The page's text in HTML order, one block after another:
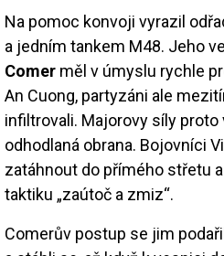
Na pomoc konvoji vyrazil
a jedním tankem M48. Jeho
Comer měl v úmyslu rychle
An Cuong, partyzáni ale
infiltrovali. Majorovy síly proto
odhodlaná obrana. Bojovníci
zatáhnout do přímého střetu
taktiku „zaútoč a zmiz“.
Comerův postup se jim